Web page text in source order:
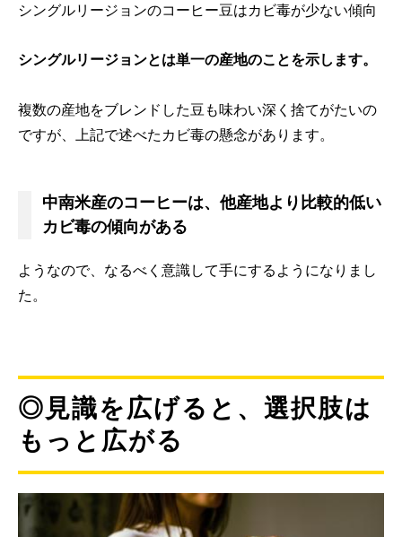
シングルリージョンのコーヒー豆はカビ毒が少ない傾向
シングルリージョンとは単一の産地のことを示します。
複数の産地をブレンドした豆も味わい深く捨てがたいの
ですが、上記で述べたカビ毒の懸念があります。
中南米産のコーヒーは、他産地より比較的低い
カビ毒の傾向がある
ようなので、なるべく意識して手にするようになりまし
た。
◎見識を広げると、選択肢は
もっと広がる